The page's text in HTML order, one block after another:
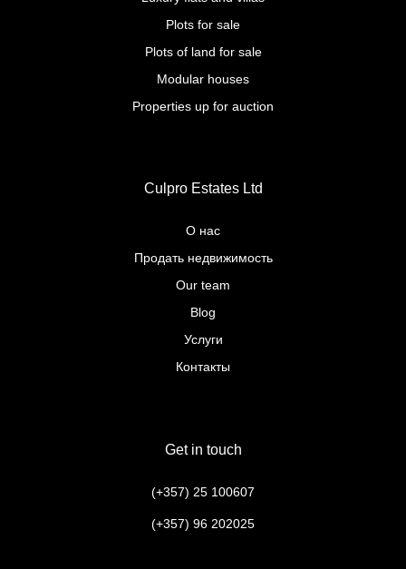
Culpro Estates Ltd
Get in touch
Plots for sale
Plots of land for sale
Modular houses
Properties up for auction
О нас
Продать недвижимость
Our team
Blog
Услуги
Контакты
(+357) 25 100607
(+357) 96 202025